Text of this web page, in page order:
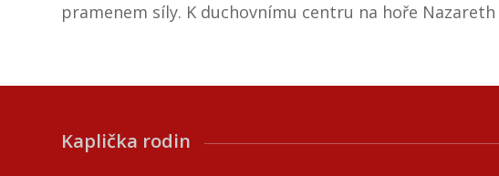
pramenem síly. K duchovnímu centru na hoře
Kaplička rodin